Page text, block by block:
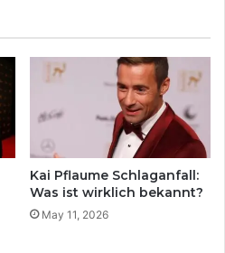
Kai Pflaume Schlaganfall:
Was ist wirklich bekannt?
May 11, 2026